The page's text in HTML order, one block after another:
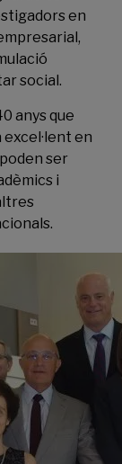
en
social.
anys que
en
ser
i